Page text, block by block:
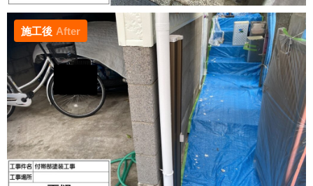
施工後 After